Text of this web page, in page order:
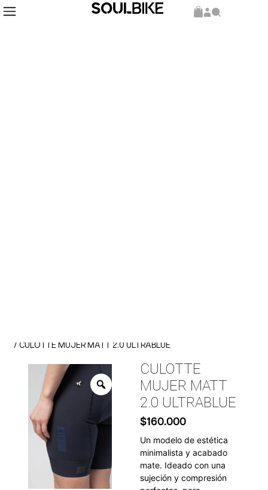
/ CULOTTE MUJER MATT 2.0 ULTRABLUE
CULOTTE
MUJER MATT
2.0 ULTRABLUE
$160.000
Un modelo de estética
minimalista y acabado
mate. Ideado con una
sujeción y compresión